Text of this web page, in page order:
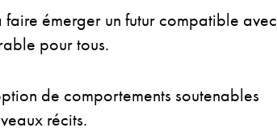
émerger un futur compatible avec
pour tous.
de comportements soutenables
récits.